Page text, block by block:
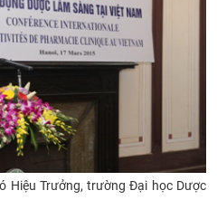
Hiệu Trưởng, trường Đại học Dược